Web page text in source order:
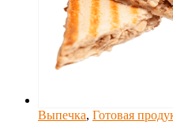
Выпечка, Готовая